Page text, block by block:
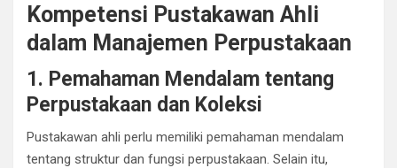
Kompetensi Pustakawan Ahli
dalam Manajemen Perpustakaan
1. Pemahaman Mendalam tentang
Perpustakaan dan Koleksi
Pustakawan ahli perlu memiliki pemahaman mendalam
tentang struktur dan fungsi perpustakaan. Selain itu,